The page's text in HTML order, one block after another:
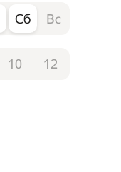
Сб Вс
10 12